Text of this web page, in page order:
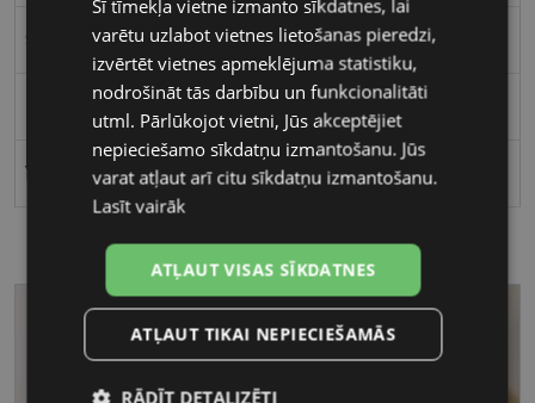
Sievietēm
16
Šī tīmekļa vietne izmanto sīkdatnes, lai
varētu uzlabot vietnes lietošanas pieredzi,
izvērtēt vietnes apmeklējuma statistiku,
nodrošināt tās darbību un funkcionalitāti
utml. Pārlūkojot vietni, Jūs akceptējiet
nepieciešamo sīkdatņu izmantošanu. Jūs
varat atļaut arī citu sīkdatņu izmantošanu.
Lasīt vairāk
ATĻAUT VISAS SĪKDATNES
ATĻAUT TIKAI NEPIECIEŠAMĀS
RĀDĪT DETALIZĒTI